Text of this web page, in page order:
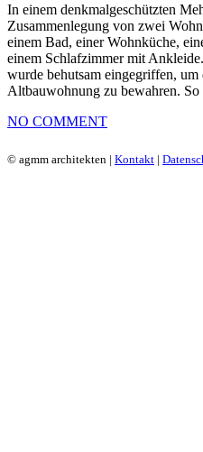
In einem denkmalgeschützten
Zusammenlegung von zwei
einem Bad, einer Wohnküche,
einem Schlafzimmer mit
wurde behutsam eingegriffen, um
Altbauwohnung zu bewahren.
NO COMMENT
© agmm architekten | Kontakt |